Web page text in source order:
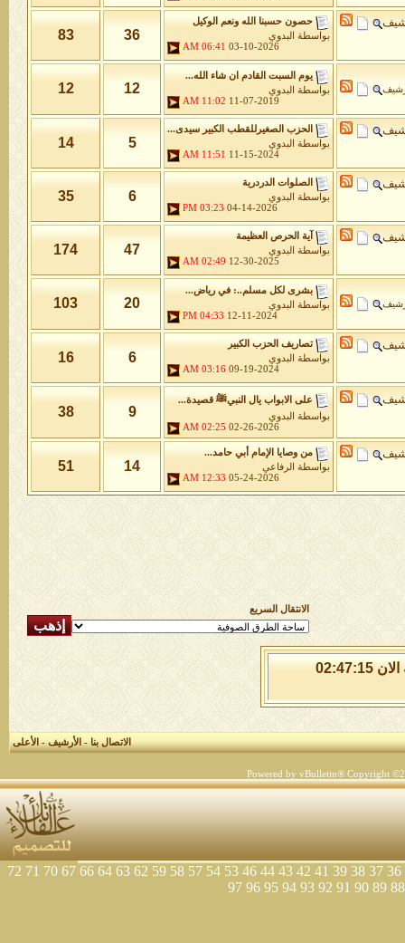
حصون حسبنا الله ونعم الوكيل
بواسطة
البدوي
03-10-2026
06:41 AM
36
83
يوم السبت القادم ان شاء الله...
بواسطة
البدوي
11-07-2019
11:02 AM
12
12
الحزب الصغيرللقطب الكبير سيدى...
بواسطة
البدوي
11-15-2024
11:51 AM
5
14
الصلوات الدردرية
بواسطة
البدوي
04-14-2026
03:23 PM
6
35
آية الحرص العظيمة
بواسطة
البدوي
12-30-2025
02:49 AM
47
174
بشرى لكل مسلم..: في رياض...
بواسطة
البدوي
12-11-2024
04:33 PM
20
103
تصاريف الحزب الكبير
بواسطة
البدوي
09-19-2024
03:16 AM
6
16
على الابواب يال النبيﷺ قصيدة...
بواسطة
البدوي
02-26-2026
02:25 AM
9
38
من وصايا الإمام أبي حامد...
بواسطة
الرفاعي
05-24-2026
12:33 AM
14
51
الانتقال السريع
الاحد 9 من اغسطس 2026 , الساعة الان 02:47:15
الاتصال بنا-الأرشيف-الأعلى
Powered by vBulletin® Copyright
36
37
38
39
41
42
43
44
46
53
54
57
58
59
62
63
64
66
67
70
71
72
88
89
90
91
92
93
94
95
96
97